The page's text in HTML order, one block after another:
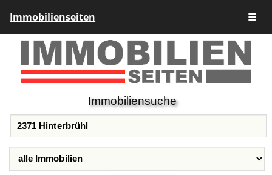
Immobilienseiten ☰
Immobiliensuche